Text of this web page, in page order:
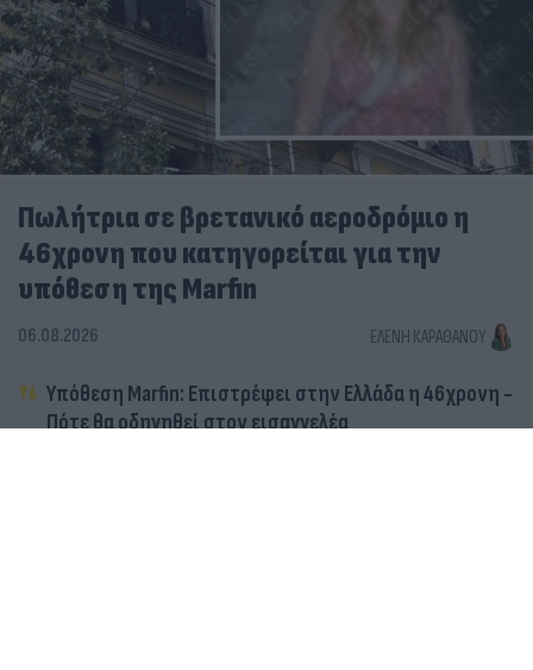
Πωλήτρια σε βρετανικό αεροδρόμιο η
46χρονη που κατηγορείται για την
υπόθεση της Marfin
06.08.2026 ΕΛΈΝΗ ΚΑΡΑΘΆΝΟΥ
Υπόθεση Marfin: Επιστρέφει στην Ελλάδα η 46χρονη -
Πότε θα οδηγηθεί στον εισαγγελέα